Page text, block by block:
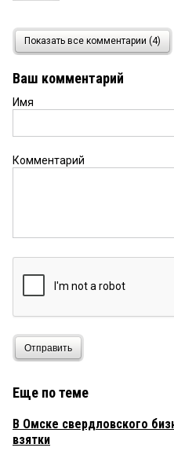
ДЖОКЕР 9 декабря
Витя, видать,
следак курил
Показать все комментарии (4)
Ваш комментарий
Имя
Комментарий
Отправить
Еще по теме
В Омске свердловского
взятки